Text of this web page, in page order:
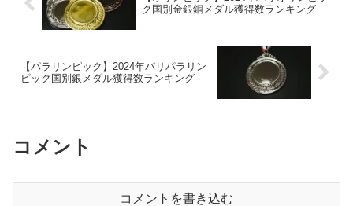
ク国別金銀銅メダル獲得数ランキング
【パラリンピック】2024年パリパラリン
ピック国別銀メダル獲得数ランキング
コメント
コメントを書き込む